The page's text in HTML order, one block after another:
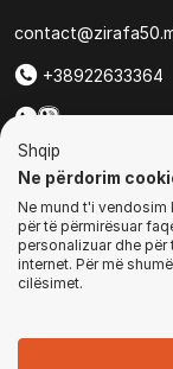
+38922633364
Për kërkesa të
b2b@zirafa50.mk
Jadranska
©
Shqip
Ne përdorim
Ne mund t'i vendosim
për të përmirësuar
personalizuar dhe për
internet. Për më
cilësimet.